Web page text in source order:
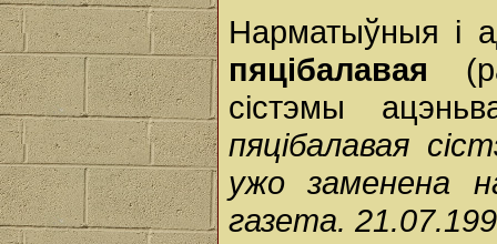
Нарматыўныя і
пяцібалавая
сістэмы
пяцібалавая
ужо заменена
газета.